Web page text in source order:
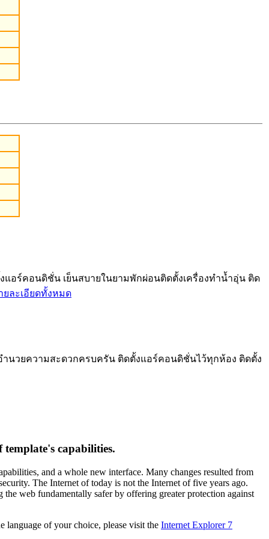
อร์คอนดิชั่น เย็นสบายในยามพักผ่อนติดตั้งเครื่องทำน้ำอุ่น ติด
ยละเอียดทั้งหมด
นวยความสะดวกครบครัน ติดตั้งแอร์คอนดิชั่นไว้ทุกห้อง ติดตั้ง
capabilities.
and a whole new interface. Many changes resulted from
The Internet of today is not the Internet of five years ago.
web fundamentally safer by offering greater protection against
language of your choice, please visit the Internet Explorer 7